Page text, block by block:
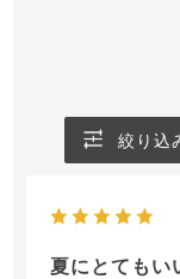
絞り込
夏にとてもい